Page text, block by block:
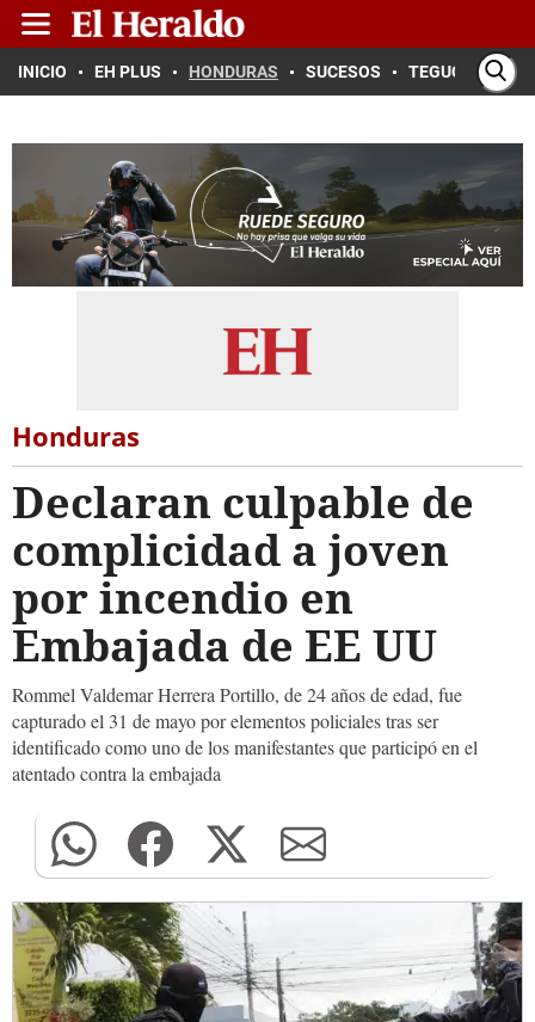
INICIO EH PLUS HONDURAS SUCESOS TEGUCIGALPA
Honduras
Declaran culpable de
complicidad a joven
por incendio en
Embajada de EE UU
Rommel Valdemar Herrera Portillo, de 24 años de edad, fue
capturado el 31 de mayo por elementos policiales tras ser
identificado como uno de los manifestantes que participó en el
atentado contra la embajada